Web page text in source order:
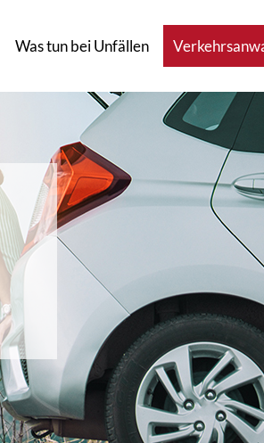
Was tun bei Unfällen